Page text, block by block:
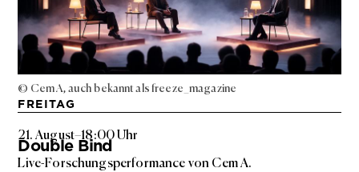
© Cem A, auch bekannt als freeze_magazine
FREITAG
21. August–18:00 Uhr
Double Bind
Live-Forschungsperformance von Cem A.